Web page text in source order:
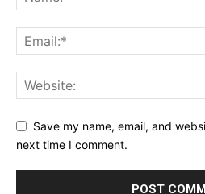
Save my name, email, and
next time I comment.